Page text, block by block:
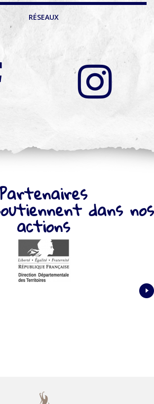
RÉSEAUX
Partenaires
dans nos
actions